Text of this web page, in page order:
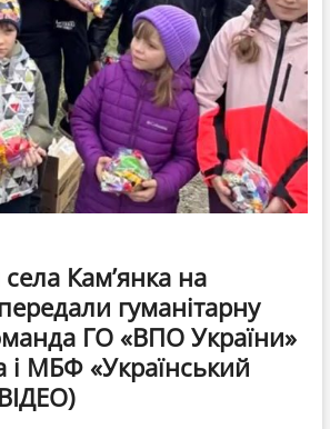
Кам’янка на
гуманітарну
ГО «ВПО України»
МБФ «Український